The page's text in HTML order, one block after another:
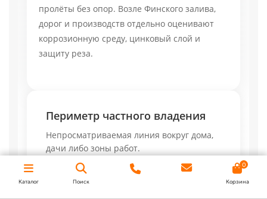
пролёты без опор. Возле Финского залива,
дорог и производств отдельно оценивают
коррозионную среду, цинковый слой и
защиту реза.
Периметр частного владения
Непросматриваемая линия вокруг дома,
дачи либо зоны работ.
Каталог Поиск
0
Корзина